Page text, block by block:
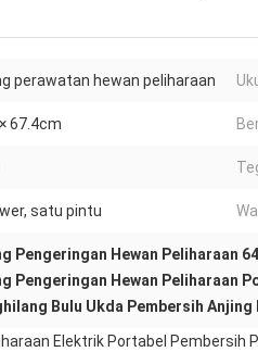
perawatan hewan peliharaan
67.4cm
satu pintu
Pengeringan Hewan Peliharaan
Pengeringan Hewan Peliharaan
Bulu Ukda Pembersih Anjing
Elektrik Portabel Pembersih